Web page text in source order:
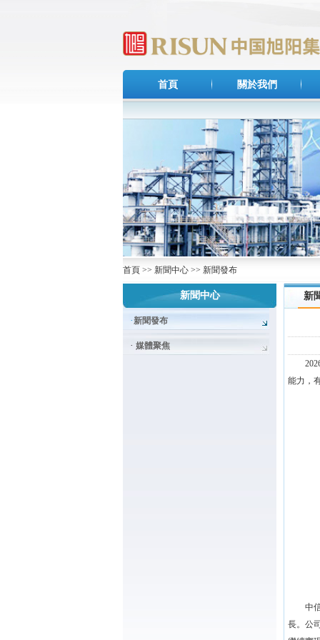
首頁 關於我們
首頁 >> 新聞中心 >> 新聞發布
新聞中心
·新聞發布
· 媒體聚焦
新
能力，
中
長。公